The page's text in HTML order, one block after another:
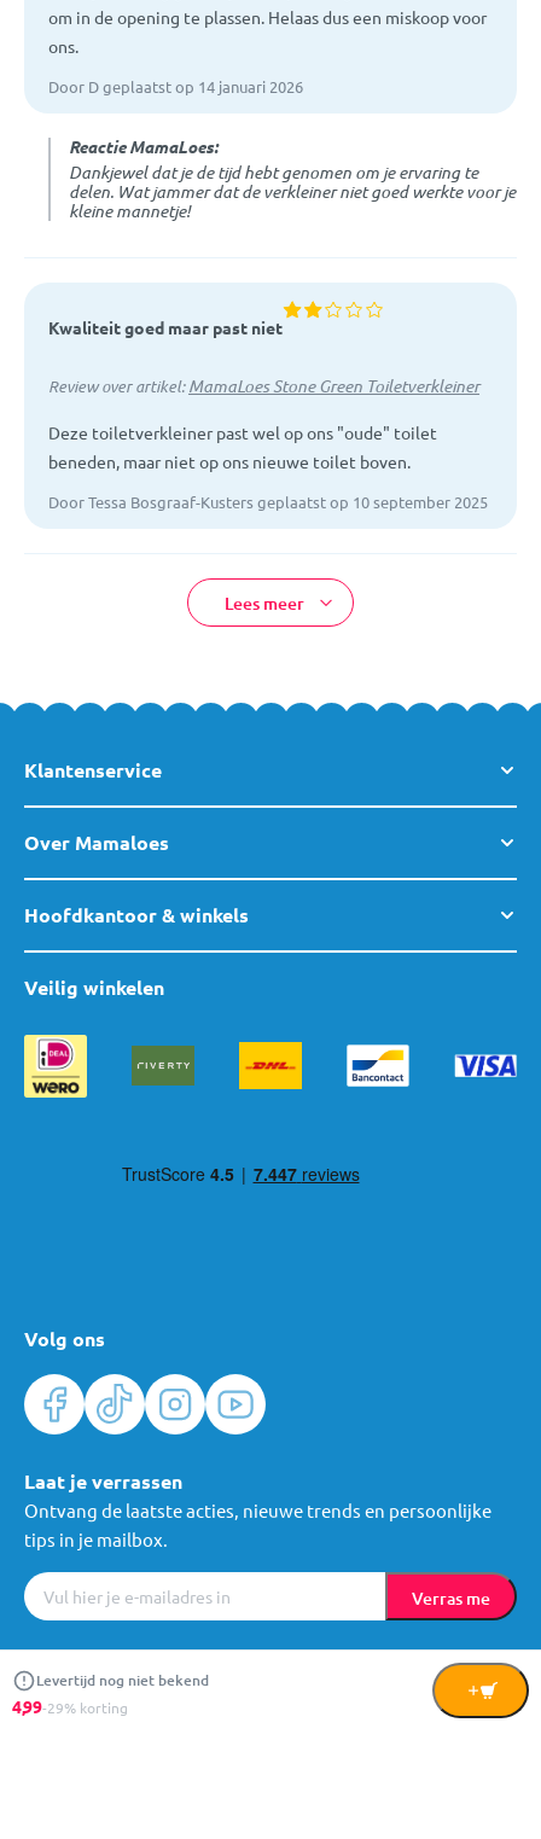
om in de opening te plassen. Helaas dus een miskoop voor
ons.
Door D geplaatst op 14 januari 2026
Reactie MamaLoes:
Dankjewel dat je de tijd hebt genomen om je ervaring te
delen. Wat jammer dat de verkleiner niet goed werkte voor je
kleine mannetje!
Kwaliteit goed maar past niet
Review over artikel:MamaLoes Stone Green Toiletverkleiner
Deze toiletverkleiner past wel op ons "oude" toilet
beneden, maar niet op ons nieuwe toilet boven.
Door Tessa Bosgraaf-Kusters geplaatst op 10 september 2025
Lees meer
Levertijd nog niet bekend
4,99-29% korting
In
Klantenservice
Over Mamaloes
Hoofdkantoor & winkels
Volg ons
Veilig winkelen
Laat je verrassen
Ontvang de laatste acties, nieuwe trends en persoonlijke
tips in je mailbox.
Verras me
Algemene voorwaarden Cookies © Mama Loes & Kids B.V.